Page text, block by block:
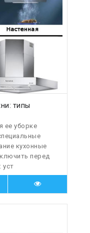
типы
ее уборке
кухонные
перед
уст